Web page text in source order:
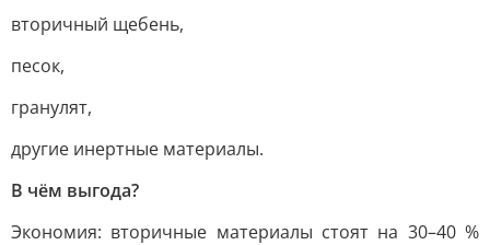
вторичный щебень,
песок,
гранулят,
другие инертные материалы.
В чём выгода?
Экономия: вторичные материалы стоят на 30–40 %